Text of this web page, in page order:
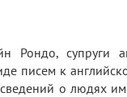
Рондо, супруги
писем к
о людях